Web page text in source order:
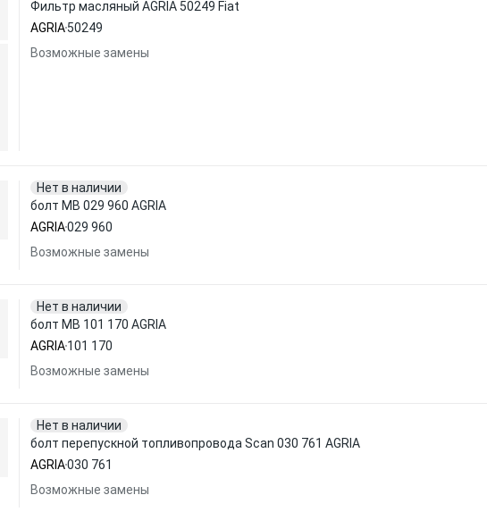
Фильтр масляный AGRIA 50249 Fiat
AGRIA50249
Возможные замены
Нет в наличии
болт MB 029 960 AGRIA
AGRIA029 960
Возможные замены
Нет в наличии
болт MB 101 170 AGRIA
AGRIA101 170
Возможные замены
Нет в наличии
болт перепускной топливопровода Scan 030 761 AGRIA
AGRIA030 761
Возможные замены